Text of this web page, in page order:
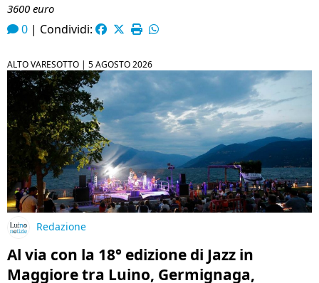
3600 euro
0 | Condividi:
ALTO VARESOTTO | 5 AGOSTO 2026
Redazione
Al via con la 18° edizione di Jazz in
Maggiore tra Luino, Germignaga,